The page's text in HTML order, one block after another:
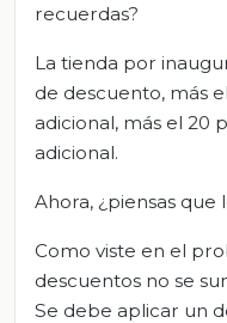
recuerdas?
La tienda por
de descuento, más
adicional, más el 20
adicional.
Ahora, ¿piensas que
Como viste en el
descuentos no se
Se debe aplicar un